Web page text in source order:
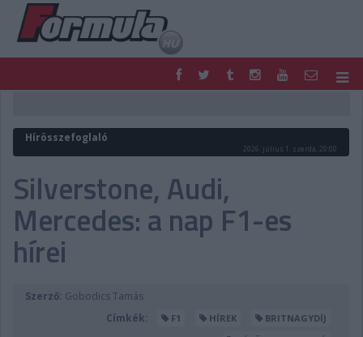
FORMULA
MOTOR
PODCAST
SHOP
LIVE
TIPPJÁTÉK
DIGITÁLIS MAGAZIN
PONTÁLLÁSOK
VERSENYNAPTÁRAK
Hírösszefoglaló
2026. július 1. szerda, 20:00
Silverstone, Audi,
Mercedes: a nap F1-es
hírei
Szerző: Gobodics Tamás
Címkék:
F1 HÍREK
BRITNAGYDÍJ